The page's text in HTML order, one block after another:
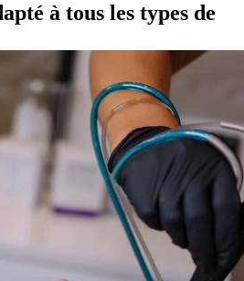
à tous les types de